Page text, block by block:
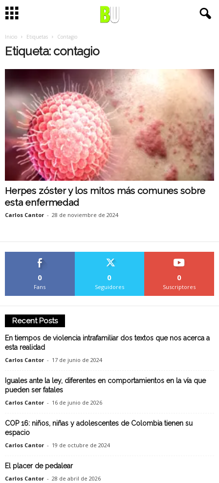
Inicio Etiquetas Contagio
Etiqueta: contagio
Herpes zóster y los mitos más comunes sobre
esta enfermedad
Carlos Cantor - 28 de noviembre de 2024
0
Fans
0
Seguidores
0
Suscriptores
Recent Posts
En tiempos de violencia intrafamiliar dos textos que nos acerca a
esta realidad
Carlos Cantor - 17 de junio de 2024
Iguales ante la ley, diferentes en comportamientos en la vía que
pueden ser fatales
Carlos Cantor - 16 de junio de 2026
COP 16: niños, niñas y adolescentes de Colombia tienen su
espacio
Carlos Cantor - 19 de octubre de 2024
El placer de pedalear
Carlos Cantor - 28 de abril de 2026